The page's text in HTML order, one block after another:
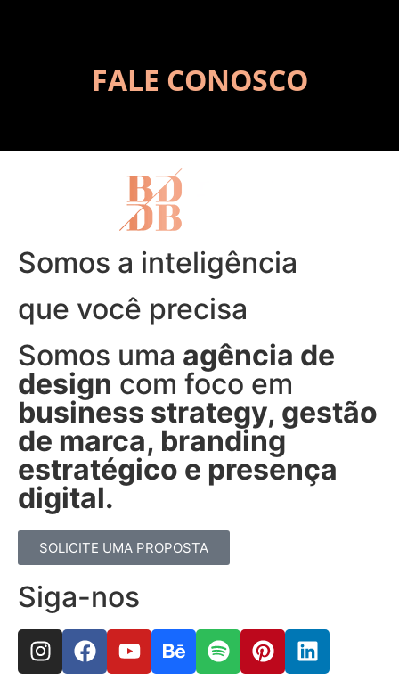
FALE CONOSCO
Somos a inteligência
que você precisa
Somos uma agência de
design com foco em
business strategy, gestão
de marca, branding
estratégico e presença
digital.
SOLICITE UMA PROPOSTA
Siga-nos